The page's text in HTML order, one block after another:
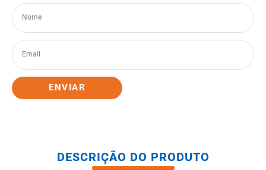
ENVIAR
DESCRIÇÃO DO PRODUTO